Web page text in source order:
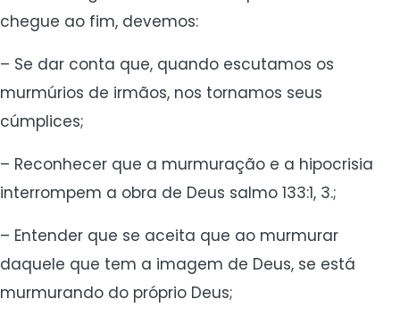
chegue ao fim, devemos:
– Se dar conta que, quando escutamos os
murmúrios de irmãos, nos tornamos seus
cúmplices;
– Reconhecer que a murmuração e a hipocrisia
interrompem a obra de Deus salmo 133:1, 3.;
– Entender que se aceita que ao murmurar
daquele que tem a imagem de Deus, se está
murmurando do próprio Deus;